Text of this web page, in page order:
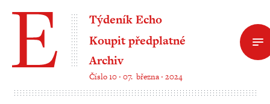
Týdeník Echo
Koupit předplatné
Archiv
Číslo 10 ‧ 07. března ‧ 2024